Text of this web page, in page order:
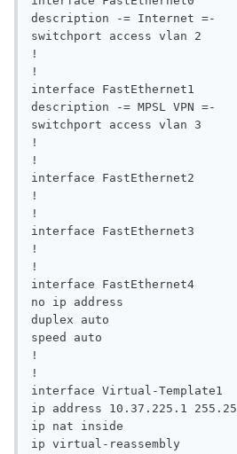
description -= Internet =-
switchport access vlan 2
!
!
interface FastEthernet1
description -= MPSL VPN =-
switchport access vlan 3
!
!
interface FastEthernet2
!
!
interface FastEthernet3
!
!
interface FastEthernet4
no ip address
duplex auto
speed auto
!
!
interface Virtual-Template1
ip address 10.37.225.1
ip nat inside
ip virtual-reassembly